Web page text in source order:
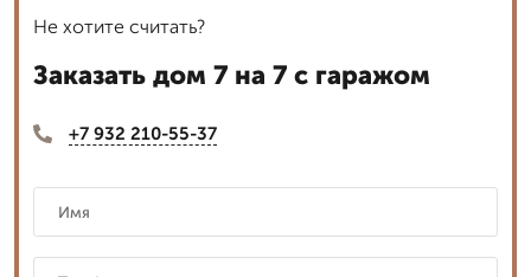
Не хотите считать?
Заказать дом 7 на 7 с гаражом
+7 932 210-55-37